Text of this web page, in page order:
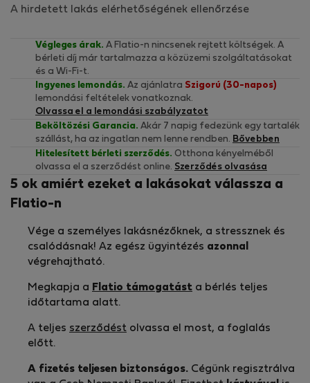
A hirdetett lakás elérhetőségének ellenőrzése
Végleges árak. A Flatio-n nincsenek rejtett költségek. A
bérleti díj már tartalmazza a közüzemi szolgáltatásokat
és a Wi-Fi-t.
Ingyenes lemondás. Az ajánlatra Szigorú (30-napos)
lemondási feltételek vonatkoznak.
Olvassa el a lemondási szabályzatot
Beköltözési Garancia. Akár 7 napig fedezünk egy tartalék
szállást, ha az ingatlan nem lenne rendben. Bővebben
Hitelesített bérleti szerződés. Otthona kényelméből
olvassa el a szerződést online. Szerződés olvasása
5 ok amiért ezeket a lakásokat válassza a
Flatio-n
Vége a személyes lakásnézőknek, a stressznek és
csalódásnak! Az egész ügyintézés azonnal
végrehajtható.
Megkapja a Flatio támogatást a bérlés teljes
időtartama alatt.
A teljes szerződést olvassa el most, a foglalás
előtt.
A fizetés teljesen biztonságos. Cégünk regisztrálva